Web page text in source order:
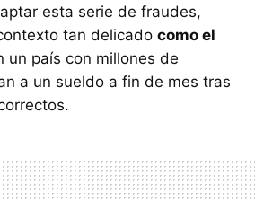
esta serie de fraudes,
tan delicado como el
un país con millones de
a un sueldo a fin de mes tras